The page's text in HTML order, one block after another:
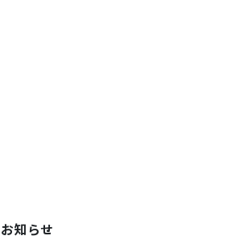
お知らせ